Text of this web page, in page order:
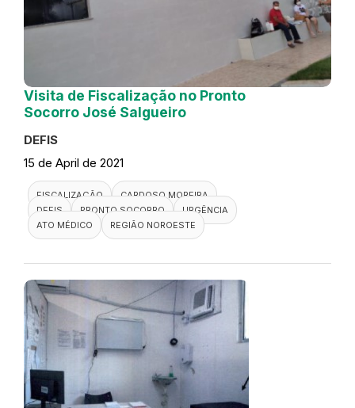
Visita de Fiscalização no Pronto
Socorro José Salgueiro
DEFIS
15 de April de 2021
FISCALIZAÇÃO
CARDOSO MOREIRA
DEFIS
PRONTO SOCORRO
URGÊNCIA
ATO MÉDICO
REGIÃO NOROESTE